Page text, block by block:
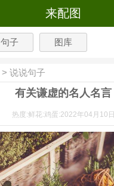
来配图
句子 图库
> 说说句子
有关谦虚的名人名言
热度:鲜花:鸡蛋:2022年04月10日